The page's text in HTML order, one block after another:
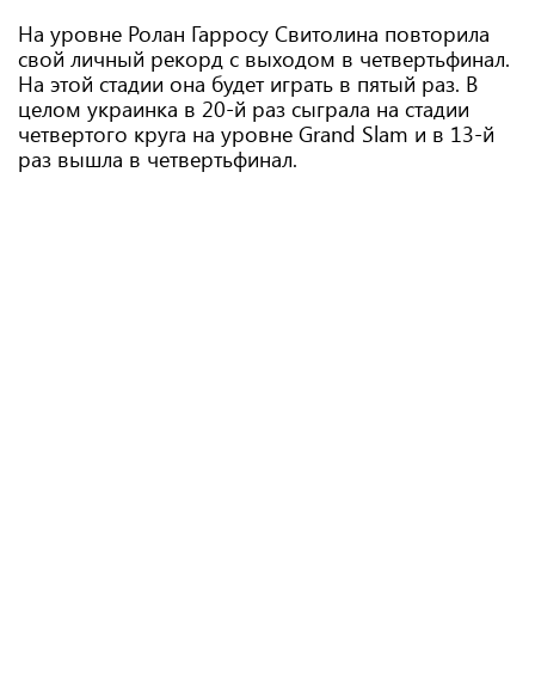
На уровне Ролан Гарросу Свитолина повторила
свой личный рекорд с выходом в четвертьфинал.
На этой стадии она будет играть в пятый раз. В
целом украинка в 20-й раз сыграла на стадии
четвертого круга на уровне Grand Slam и в 13-й
раз вышла в четвертьфинал.